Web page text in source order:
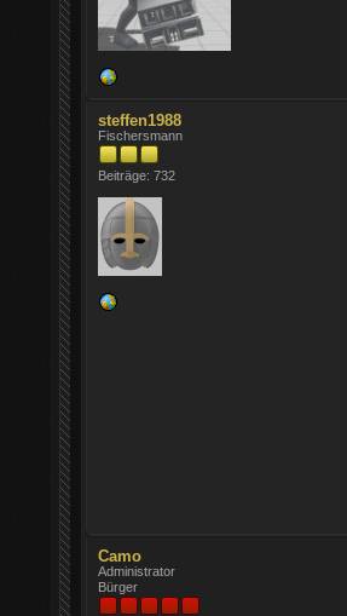
steffen1988
Fischersmann
Beiträge: 732
Camo
Administrator
Bürger